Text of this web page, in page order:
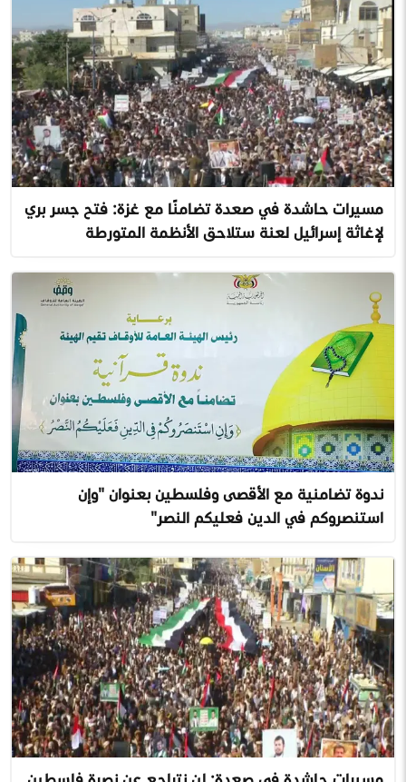
مسيرات حاشدة في صعدة تضامنًا مع غزة: فتح جسر بري
لإغاثة إسرائيل لعنة ستلاحق الأنظمة المتورطة
ندوة تضامنية مع الأقصى وفلسطين بعنوان "وإن
استنصروكم في الدين فعليكم النصر"